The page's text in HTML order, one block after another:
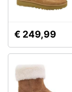
€ 249,99